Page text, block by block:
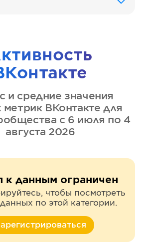
и средние значения
метрик ВКонтакте для
с 6 июля по 4
августа 2026
к данным ограничен
чтобы посмотреть
по этой категории.